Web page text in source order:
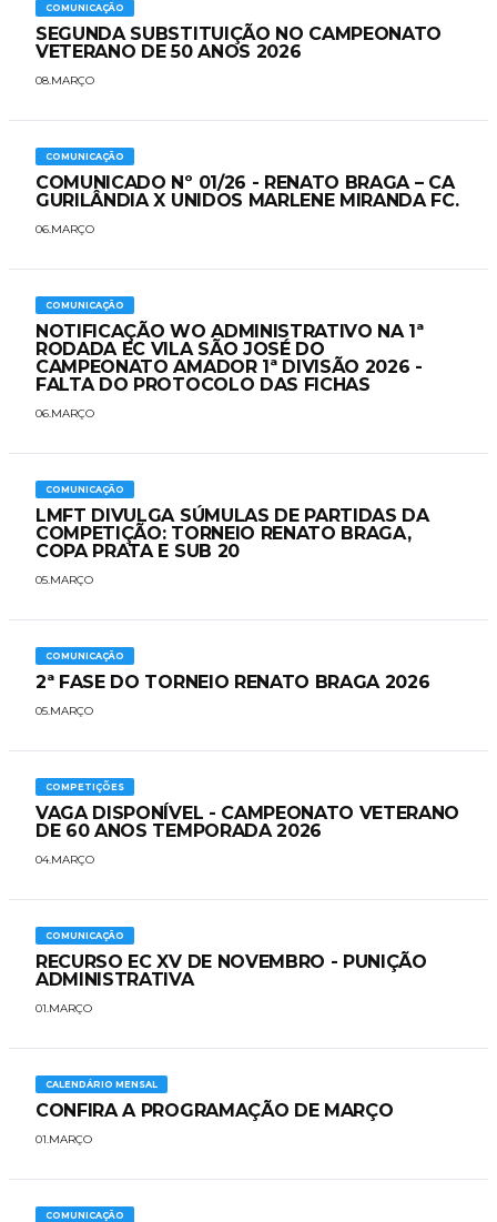
COMUNICAÇÃO
SEGUNDA SUBSTITUIÇÃO NO CAMPEONATO
VETERANO DE 50 ANOS 2026
08.MARÇO
COMUNICAÇÃO
COMUNICADO Nº 01/26 - RENATO BRAGA – CA
GURILÂNDIA X UNIDOS MARLENE MIRANDA FC.
06.MARÇO
COMUNICAÇÃO
NOTIFICAÇÃO WO ADMINISTRATIVO NA 1ª
RODADA EC VILA SÃO JOSÉ DO
CAMPEONATO AMADOR 1ª DIVISÃO 2026 -
FALTA DO PROTOCOLO DAS FICHAS
06.MARÇO
COMUNICAÇÃO
LMFT DIVULGA SÚMULAS DE PARTIDAS DA
COMPETIÇÃO: TORNEIO RENATO BRAGA,
COPA PRATA E SUB 20
05.MARÇO
COMUNICAÇÃO
2ª FASE DO TORNEIO RENATO BRAGA 2026
05.MARÇO
COMPETIÇÕES
VAGA DISPONÍVEL - CAMPEONATO VETERANO
DE 60 ANOS TEMPORADA 2026
04.MARÇO
COMUNICAÇÃO
RECURSO EC XV DE NOVEMBRO - PUNIÇÃO
ADMINISTRATIVA
01.MARÇO
CALENDÁRIO MENSAL
CONFIRA A PROGRAMAÇÃO DE MARÇO
01.MARÇO
COMUNICAÇÃO